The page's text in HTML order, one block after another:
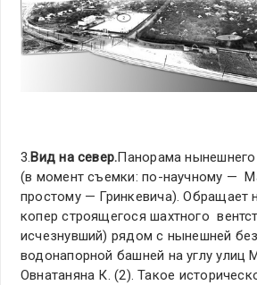
3.Вид на север.Панорама
(в момент съемки: по-научному —
простому — Гринкевича). Обращает
копер строящегося шахтного
исчезнувший) рядом с нынешней
водонапорной башней на углу улиц
Овнатаняна К. (2). Такое